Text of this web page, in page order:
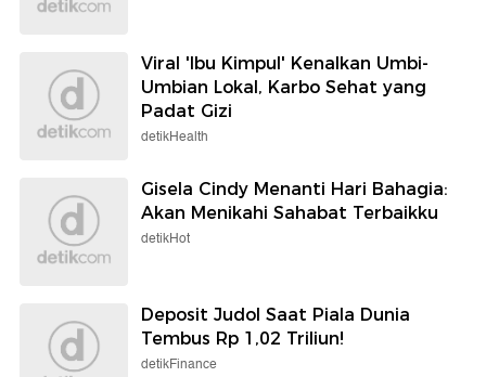
Viral 'Ibu Kimpul' Kenalkan Umbi-
Umbian Lokal, Karbo Sehat yang
Padat Gizi
detikHealth
Gisela Cindy Menanti Hari Bahagia:
Akan Menikahi Sahabat Terbaikku
detikHot
Deposit Judol Saat Piala Dunia
Tembus Rp 1,02 Triliun!
detikFinance